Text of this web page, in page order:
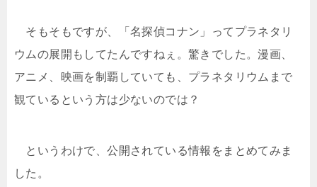
そもそもですが、「名探偵コナン」ってプラネタリ
ウムの展開もしてたんですねぇ。驚きでした。漫画、
アニメ、映画を制覇していても、プラネタリウムまで
観ているという方は少ないのでは？
というわけで、公開されている情報をまとめてみま
した。